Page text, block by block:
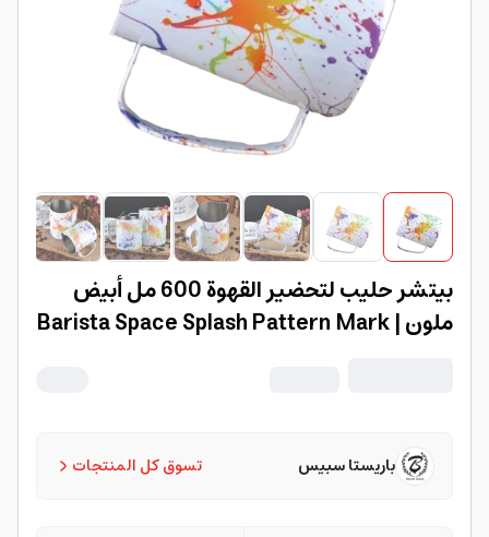
بيتشر حليب لتحضير القهوة 600 مل أبيض
ملون | Barista Space Splash Pattern Mark
تسوق كل المنتجات باريستا سبيس